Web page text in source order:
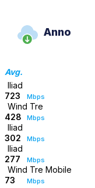
Anno
Avg.
Iliad
723
Mbps
Wind Tre
428
Mbps
Iliad
302
Mbps
Iliad
277
Mbps
Wind Tre Mobile
73
Mbps